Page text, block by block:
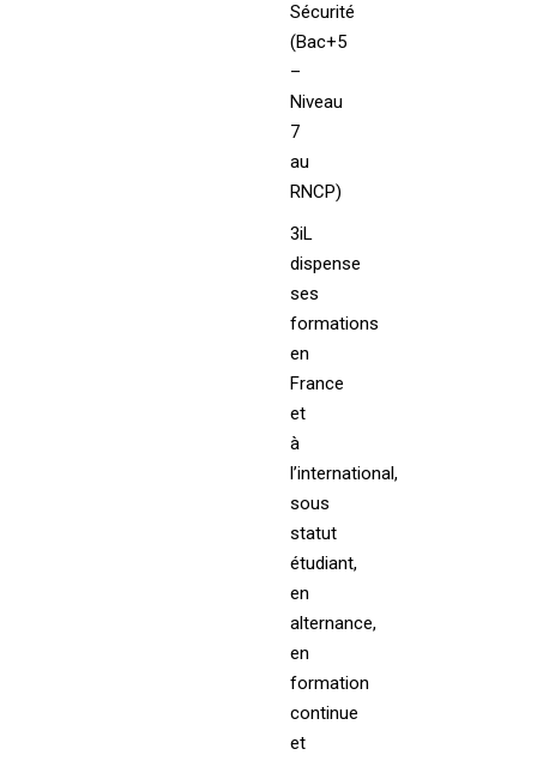
Sécurité
(Bac+5
–
Niveau
7
au
RNCP)
3iL
dispense
ses
formations
en
France
et
à
l’international,
sous
statut
étudiant,
en
alternance,
en
formation
continue
et